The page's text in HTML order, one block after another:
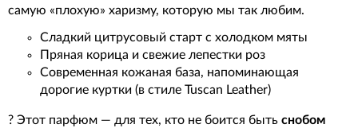
самую «плохую» харизму, которую мы так любим.
Сладкий цитрусовый старт с холодком мяты
Пряная корица и свежие лепестки роз
Современная кожаная база, напоминающая
дорогие куртки (в стиле Tuscan Leather)
? Этот парфюм — для тех, кто не боится быть снобом